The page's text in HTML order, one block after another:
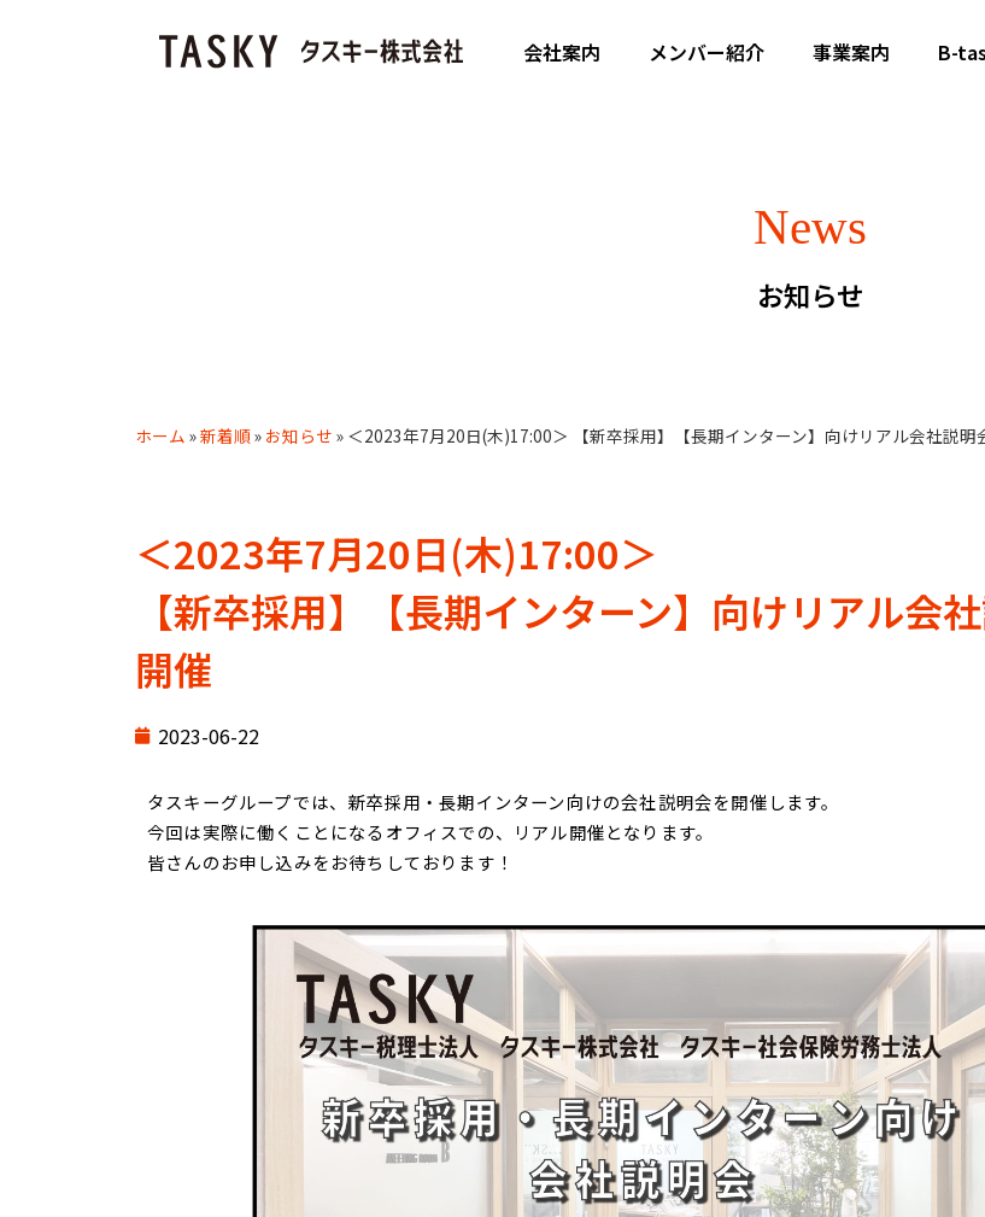
会社案内 メンバー紹介 事業案内 B-
News
お知らせ
ホーム »新着順» お知らせ » ＜2023年7月20日(木)17:00＞ 【新卒採用】【長期インターン】向けリアル会社説明
＜2023年7月20日(木)17:00＞
【新卒採用】【長期インターン】向けリアル会
開催
2023-06-22
タスキーグループでは、新卒採用・長期インターン向けの会社説明会を開催します。
今回は実際に働くことになるオフィスでの、リアル開催となります。
皆さんのお申し込みをお待ちしております！